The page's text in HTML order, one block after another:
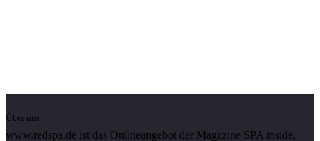
Über uns
www.redspa.de ist das Onlineangebot der Magazine SPA inside,